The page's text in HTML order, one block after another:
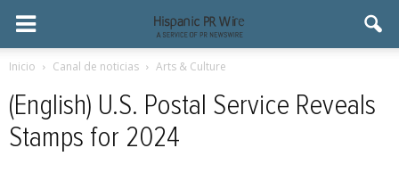
Inicio Canal de noticias Arts & Culture
(English) U.S. Postal Service Reveals
Stamps for 2024